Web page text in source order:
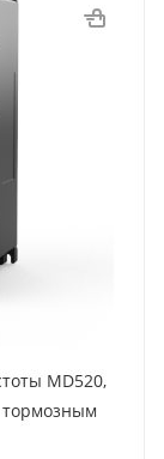
MD520,
тормозным